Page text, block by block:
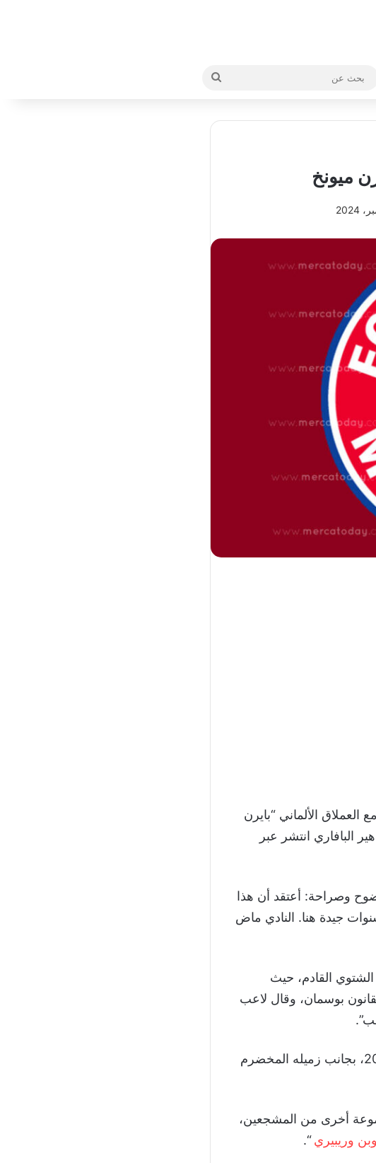
ميونخ
الألماني “بايرن
البافاري انتشر عبر
بوضوح وصراحة: أعتقد أن هذا
جيدة هنا. النادي ماض
الشتوي القادم، حيث
بوسمان، وقال لاعب
وكان روبين وقع على عقد مع البافاري لمدة عام ينتهي في يونيه 2019، بجانب زميله المخضرم
أخرى من المشجعين،
وريبيري“.